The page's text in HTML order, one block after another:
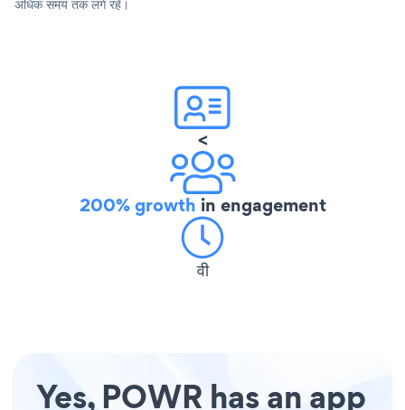
अधिक समय तक लगे रहे।
<
200% growth in engagement
वी
Yes, POWR has an app